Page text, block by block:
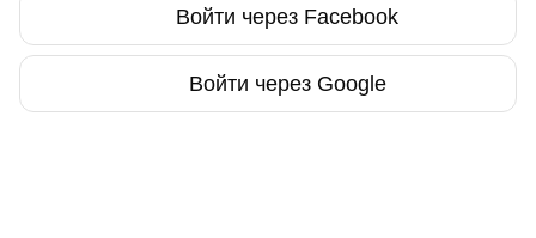
Войти через Facebook
Войти через Google